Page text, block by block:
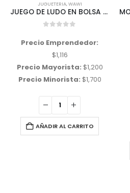
JUGUETERIA,WAWI
JUEGO DE LUDO EN BOLSA Wawi
Precio Emprendedor:
$1,116
Precio Mayorista: $1,200
Precio Minorista: $1,700
AÑADIR AL CARRITO